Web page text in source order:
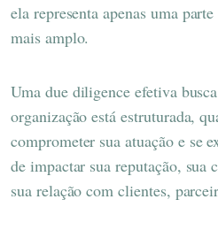
ela representa apenas uma
mais amplo.
Uma due diligence efetiva
organização está estruturada,
comprometer sua atuação e se
de impactar sua reputação, sua
sua relação com clientes,